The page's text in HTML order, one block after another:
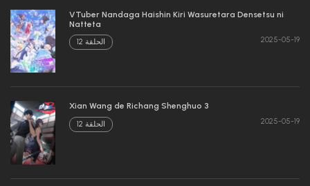
VTuber Nandaga Haishin Kiri Wasuretara Densetsu ni
Natteta
الحلقة 12 2025-05-19
Xian Wang de Richang Shenghuo 3
الحلقة 12 2025-05-19